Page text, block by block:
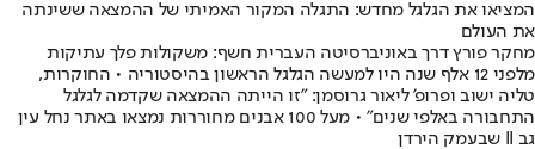
המציאו את הגלגל מחדש: התגלה המקור האמיתי של ההמצאה ששינתה
את העולם
מחקר פורץ דרך באוניברסיטה העברית חשף: משקולות פלך עתיקות
מלפני 12 אלף שנה היו למעשה הגלגל הראשון בהיסטוריה • החוקרות,
טליה ישוב ופרופ' ליאור גרוסמן: "זו הייתה ההמצאה שקדמה לגלגל
התחבורה באלפי שנים" • מעל 100 אבנים מחוררות נמצאו באתר נחל עין
גב II שבעמק הירדן